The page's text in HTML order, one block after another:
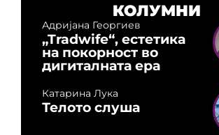
КОЛУМНИ
Адријана Георгиев
„Tradwife“, естетика
на покорност во
дигиталната ера
Катарина Лука
Телото слуша